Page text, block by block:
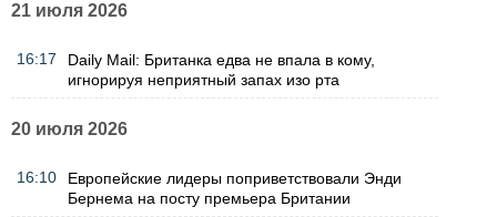
21 июля 2026
16:17
Daily Mail: Британка едва не впала в кому,
игнорируя неприятный запах изо рта
20 июля 2026
16:10
Европейские лидеры поприветствовали Энди
Бернема на посту премьера Британии